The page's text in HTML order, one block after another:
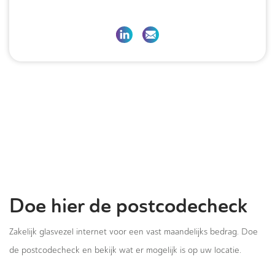
Doe hier de postcodecheck
Zakelijk glasvezel internet voor een vast maandelijks bedrag. Doe
de postcodecheck en bekijk wat er mogelijk is op uw locatie.